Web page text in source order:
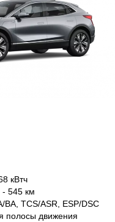
кВтч
- 545 км
BA, TCS/ASR, ESP/DSC
полосы движения